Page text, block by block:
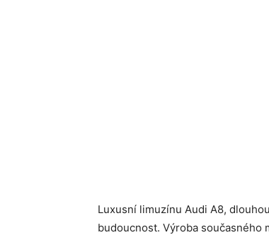
Luxusní limuzínu Audi A8,
budoucnost. Výroba současného